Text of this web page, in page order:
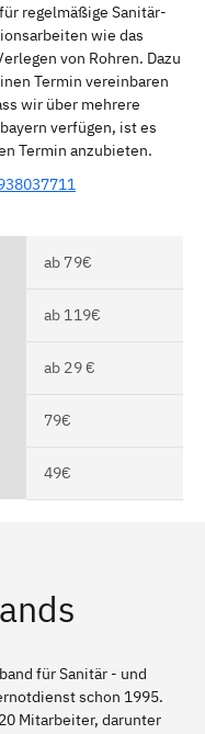
regelmäßige Sanitär-
wie das
von Rohren. Dazu
Termin vereinbaren
wir über mehrere
verfügen, ist es
Termin anzubieten.
ab 79€
ab 119€
ab 29 €
79€
49€
für Sanitär - und
schon 1995.
Mitarbeiter, darunter